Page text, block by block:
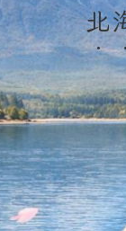
北